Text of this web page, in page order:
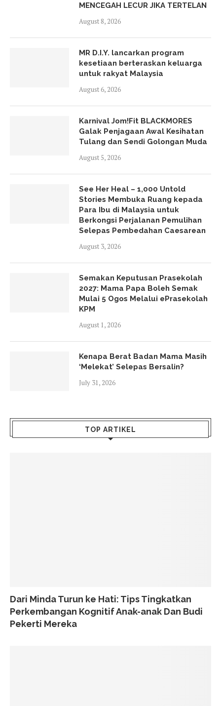
MENCEGAH LECUR JIKA TERTELAN
August 8, 2026
MR D.I.Y. lancarkan program
kesetiaan berteraskan keluarga
untuk rakyat Malaysia
August 6, 2026
Karnival Jom!Fit BLACKMORES
Galak Penjagaan Awal Kesihatan
Tulang dan Sendi Golongan Muda
August 5, 2026
See Her Heal – 1,000 Untold
Stories Membuka Ruang kepada
Para Ibu di Malaysia untuk
Berkongsi Perjalanan Pemulihan
Selepas Pembedahan Caesarean
August 3, 2026
Semakan Keputusan Prasekolah
2027: Mama Papa Boleh Semak
Mulai 5 Ogos Melalui ePrasekolah
KPM
August 1, 2026
Kenapa Berat Badan Mama Masih
‘Melekat’ Selepas Bersalin?
July 31, 2026
TOP ARTIKEL
Dari Minda Turun ke Hati: Tips Tingkatkan
Perkembangan Kognitif Anak-anak Dan Budi
Pekerti Mereka